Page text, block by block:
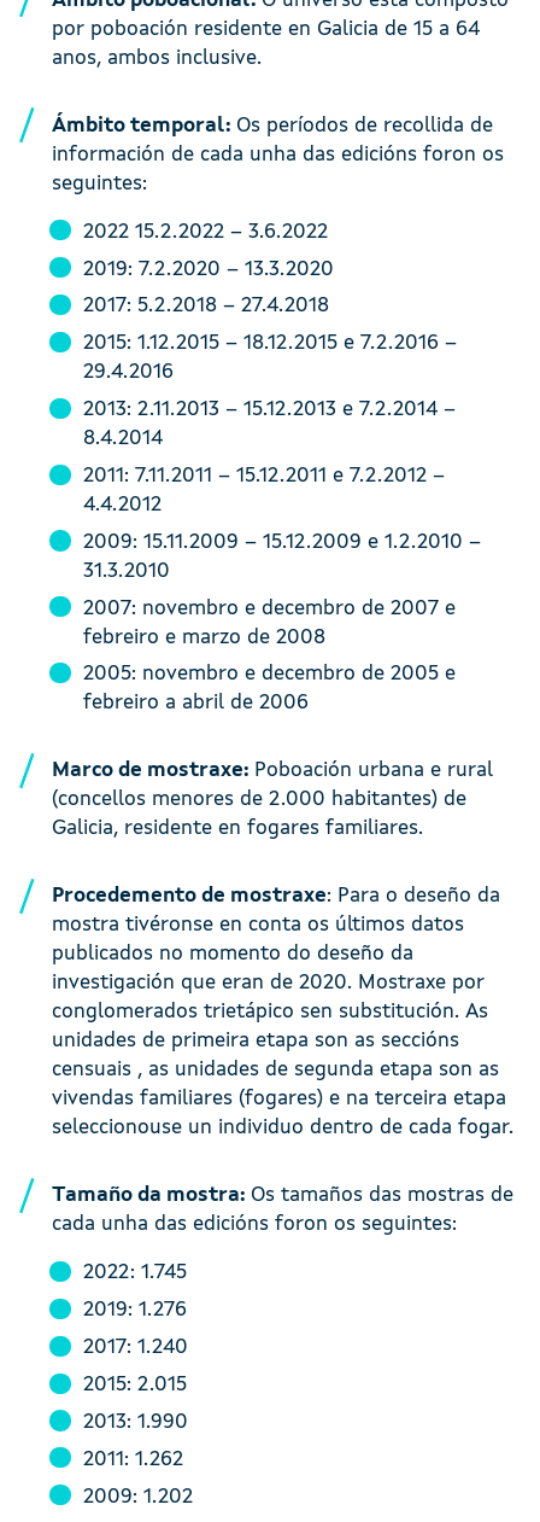
por poboación residente en Galicia de 15 a 64
anos, ambos inclusive.
Ámbito temporal: Os períodos de recollida de
información de cada unha das edicións foron os
seguintes:
2022 15.2.2022 – 3.6.2022
2019: 7.2.2020 – 13.3.2020
2017: 5.2.2018 – 27.4.2018
2015: 1.12.2015 – 18.12.2015 e 7.2.2016 –
29.4.2016
2013: 2.11.2013 – 15.12.2013 e 7.2.2014 –
8.4.2014
2011: 7.11.2011 – 15.12.2011 e 7.2.2012 –
4.4.2012
2009: 15.11.2009 – 15.12.2009 e 1.2.2010 –
31.3.2010
2007: novembro e decembro de 2007 e
febreiro e marzo de 2008
2005: novembro e decembro de 2005 e
febreiro a abril de 2006
Marco de mostraxe: Poboación urbana e rural
(concellos menores de 2.000 habitantes) de
Galicia, residente en fogares familiares.
Procedemento de mostraxe: Para o deseño da
mostra tivéronse en conta os últimos datos
publicados no momento do deseño da
investigación que eran de 2020. Mostraxe por
conglomerados trietápico sen substitución. As
unidades de primeira etapa son as seccións
censuais , as unidades de segunda etapa son as
vivendas familiares (fogares) e na terceira etapa
seleccionouse un individuo dentro de cada fogar.
Tamaño da mostra: Os tamaños das mostras de
cada unha das edicións foron os seguintes:
2022: 1.745
2019: 1.276
2017: 1.240
2015: 2.015
2013: 1.990
2011: 1.262
2009: 1.202